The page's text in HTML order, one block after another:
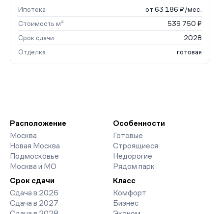
Ипотека
от 63 186 ₽/мес.
Стоимость м²
539 750 ₽
Срок сдачи
2028
Отделка
готовая
Расположение
Москва
Новая Москва
Подмосковье
Москва и МО
Особенности
Готовые
Строящиеся
Недорогие
Рядом парк
Срок сдачи
Сдача в 2026
Сдача в 2027
Класс
Комфорт
Бизнес